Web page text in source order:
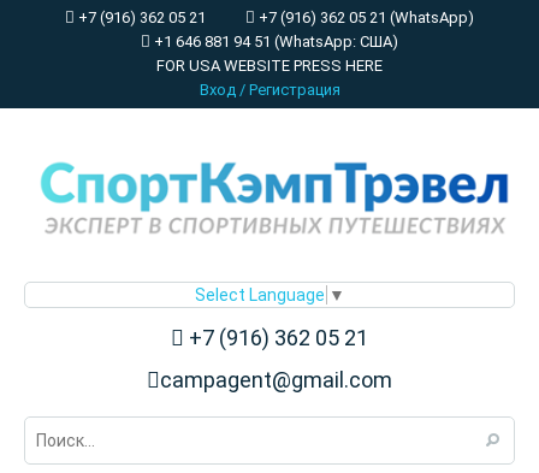
+7 (916) 362 05 21
+7 (916) 362 05 21 (WhatsApp)
+1 646 881 94 51 (WhatsApp: США)
FOR USA WEBSITE PRESS HERE
Вход/ Регистрация
Select Language ▼
+7 (916) 362 05 21
campagent@gmail.com